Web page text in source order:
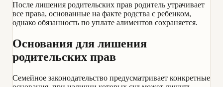
После лишения родительских прав родитель утрачивает
все права, основанные на факте родства с ребенком,
однако обязанность по уплате алиментов сохраняется.
Основания для лишения
родительских прав
Семейное законодательство предусматривает конкретные